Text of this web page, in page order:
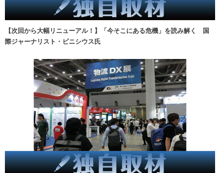
【次回から大幅リニューアル！】「今そこにある危機」を読み解く 国
際ジャーナリスト・ビニシウス氏